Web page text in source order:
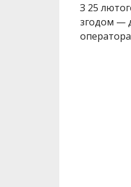
З 25
згодом —